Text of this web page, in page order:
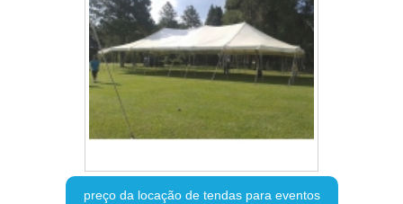
preço da locação de tendas para eventos